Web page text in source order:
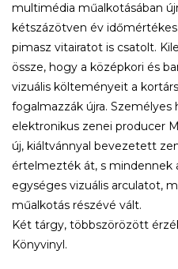
multimédia műalkotásában
kétszázötven év
pimasz vitairatot is csatolt.
össze, hogy a középkori és
vizuális költeményeit a
fogalmazzák újra.
elektronikus zenei producer
új, kiáltvánnyal bevezetett
értelmezték át, s mindennek
egységes vizuális arculatot,
műalkotás részévé vált.
Két tárgy, többszörözött
Könyvinyl.